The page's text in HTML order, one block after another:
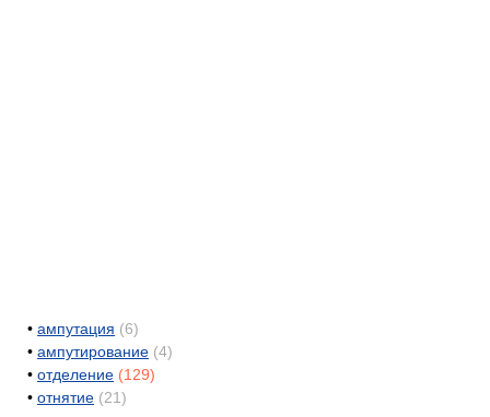
• ампутация (6)
• ампутирование (4)
• отделение (129)
• отнятие (21)